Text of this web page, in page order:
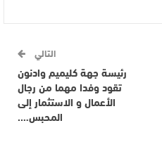
التالي
رئيسة جهة كليميم وادنون
تقود وفدا مهما من رجال
الأعمال و الاستثمار إلى
المحبس….